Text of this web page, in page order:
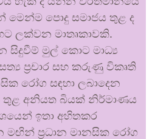
පොදු සමාජය තුළ ද
ලක්වන මාතෘකාවකි.
සිදුවීම් මුල් කොට මාධ්‍ය
ප්‍රචාර සහ කරුණු විකෘති
රෝග සඳහා ලබාදෙන
තුළ අනියත බියක් නිර්මාණය
ඉතා අහිතකර
ප්‍රධාන මානසික රෝග